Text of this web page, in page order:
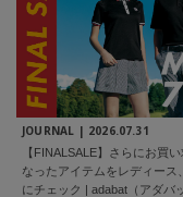
JOURNAL | 2026.07.31
【FINALSALE】さらにお買い
なったアイテムをレディース
にチェック | adabat（アダバ